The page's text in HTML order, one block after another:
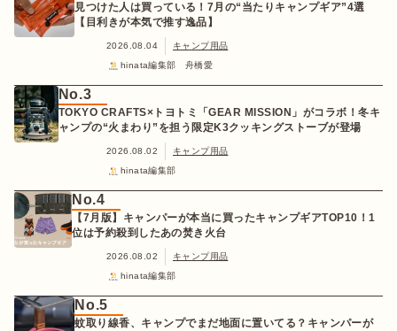
見つけた人は買っている！7月の“当たりキャンプギア”4選
【目利きが本気で推す逸品】
2026.08.04
キャンプ用品
hinata編集部 舟橋愛
No.3
TOKYO CRAFTS×トヨトミ「GEAR MISSION」がコラボ！冬キ
ャンプの“火まわり”を担う限定K3クッキングストーブが登場
2026.08.02
キャンプ用品
hinata編集部
No.4
【7月版】キャンパーが本当に買ったキャンプギアTOP10！1
位は予約殺到したあの焚き火台
2026.08.02
キャンプ用品
hinata編集部
No.5
蚊取り線香、キャンプでまだ地面に置いてる？キャンパーが